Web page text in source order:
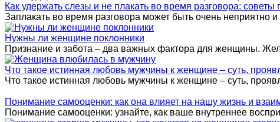
Как удержать слезы и не плакать во время разговора: советы
Заплакать во время разговора может быть очень неприятно
Нужны ли женщине поклонники
Признание и забота – два важных фактора для женщины.
Что такое истинная любовь мужчины к женщине – суть,
Что такое истинная любовь мужчины к женщине – суть,
Понимание самооценки: как она влияет на нашу жизнь и
Понимание самооценки: узнайте, как ваше внутреннее